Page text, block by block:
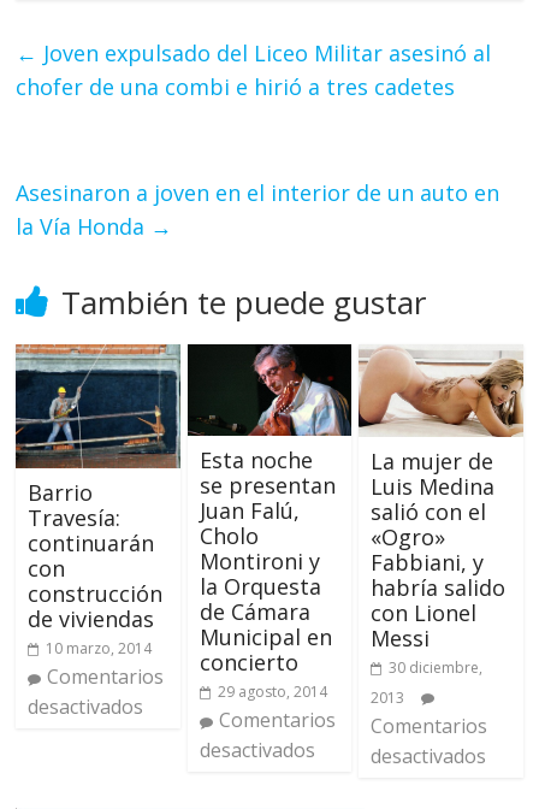
← Joven expulsado del Liceo Militar asesinó al
chofer de una combi e hirió a tres cadetes
Asesinaron a joven en el interior de un auto en
la Vía Honda →
También te puede gustar
Barrio
Travesía:
continuarán
con
construcción
de viviendas
10 marzo, 2014
Comentarios
desactivados
Esta noche
se presentan
Juan Falú,
Cholo
Montironi y
la Orquesta
de Cámara
Municipal en
concierto
29 agosto, 2014
Comentarios
desactivados
La mujer de
Luis Medina
salió con el
«Ogro»
Fabbiani, y
habría salido
con Lionel
Messi
30 diciembre,
2013
Comentarios
desactivados